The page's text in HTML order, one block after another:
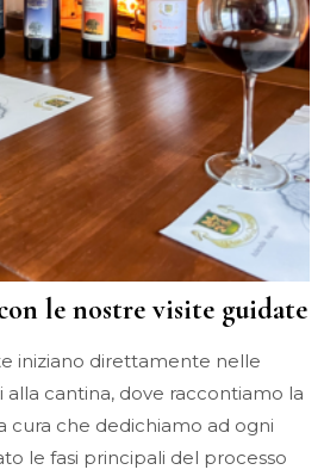
le nostre visite guidate
iniziano direttamente nelle
alla cantina, dove raccontiamo la
cura che dedichiamo ad ogni
le fasi principali del processo